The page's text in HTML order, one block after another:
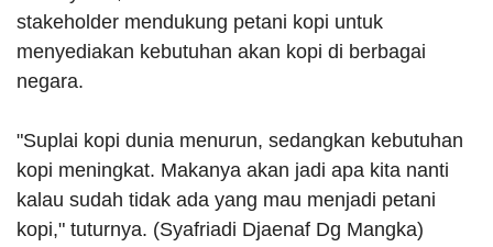
stakeholder mendukung petani kopi untuk
menyediakan kebutuhan akan kopi di berbagai
negara.
"Suplai kopi dunia menurun, sedangkan kebutuhan
kopi meningkat. Makanya akan jadi apa kita nanti
kalau sudah tidak ada yang mau menjadi petani
kopi," tuturnya. (Syafriadi Djaenaf Dg Mangka)